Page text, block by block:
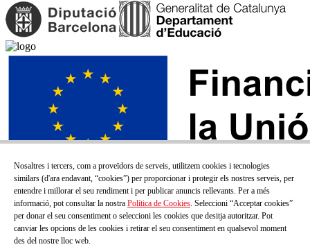
Nosaltres i tercers, com a proveïdors de serveis, utilitzem cookies i tecnologies
similars (d'ara endavant, “cookies”) per proporcionar i protegir els nostres serveis, per
entendre i millorar el seu rendiment i per publicar anuncis rellevants. Per a més
informació, pot consultar la nostra Política de Cookies. Seleccioni “Acceptar cookies”
per donar el seu consentiment o seleccioni les cookies que desitja autoritzar. Pot
canviar les opcions de les cookies i retirar el seu consentiment en qualsevol moment
des del nostre lloc web.